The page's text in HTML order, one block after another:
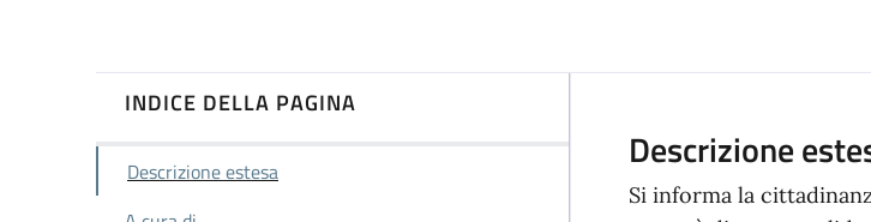
INDICE DELLA PAGINA
Descrizione estesa
Descrizione
Si informa la